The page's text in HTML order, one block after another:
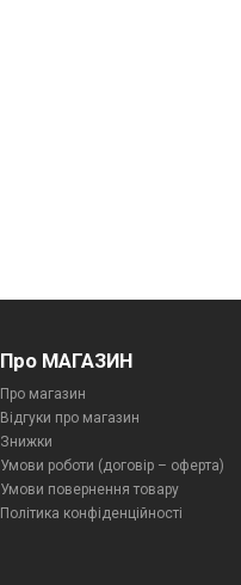
Про МАГАЗИН
Про магазин
Відгуки про магазин
Знижки
Умови роботи (договір – оферта)
Умови повернення товару
Політика конфіденційності